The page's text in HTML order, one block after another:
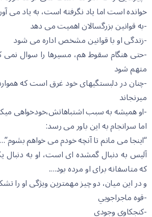
خوانده است اما یاد نگرفته است، به یاد می
-به قوانین بزرگسالان اهمیت می دهد
-زندگی او با قوانین مشخص اداره می شود
-حتی هنگام سقوط هم، مسیرها را سوال نمی
متهم شود
-چنان در دلبستگیهای خود غرق است که همواره
میرنجاند
-او همیشه به سبب اشتباهاتش،خودخواهی
اما سرانجام به این باور می رسد:
“اینجا می مانم تا آنچه خودم می خواهم
آلیس به دنبال گمشده ای است، او به
که متاسفانه برای او مرده بود….
و در این میان، دو چیز مهمترین ویژگی او را
-قوه ماجراجويي
-کنجکاوي وجودي